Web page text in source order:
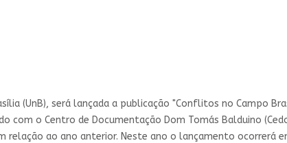
(UnB), será lançada a publicação "Conflitos no Campo
com o Centro de Documentação Dom Tomás Balduino
ao ano anterior. Neste ano o lançamento ocorrerá